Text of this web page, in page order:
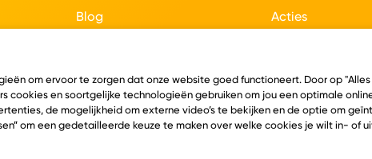
Blog
Acties
om ervoor te zorgen dat onze website goed functioneert. Door op "Alles
cookies en soortgelijke technologieën gebruiken om jou een optimale
de mogelijkheid om externe video’s te bekijken en de optie om
om een gedetailleerde keuze te maken over welke cookies je wilt in- of